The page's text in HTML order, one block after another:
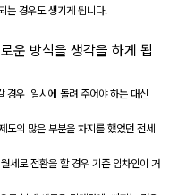
는 경우도 생기게 됩니다.
운 방식을 생각을 하게 됩
경우 일시에 돌려 주어야 하는 대신
의 많은 부분을 차지를 했었던 전세
세로 전환을 할 경우 기존 임차인이 거